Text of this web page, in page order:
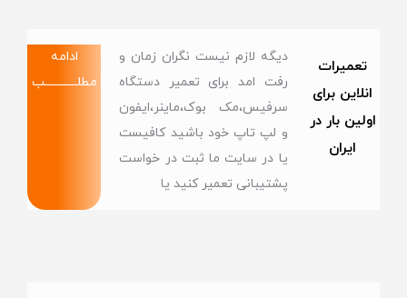
تعمیرات
انلاین برای
اولین بار در
ایران
دیگه لازم نیست نگران زمان و
رفت امد برای تعمیر دستگاه
سرفیس،مک بوک،ماینر،ایفون
و لپ تاپ خود باشید کافیست
یا در سایت ما ثبت در خواست
پشتیبانی تعمیر کنید یا
ادامه
مطلــــــــــــب